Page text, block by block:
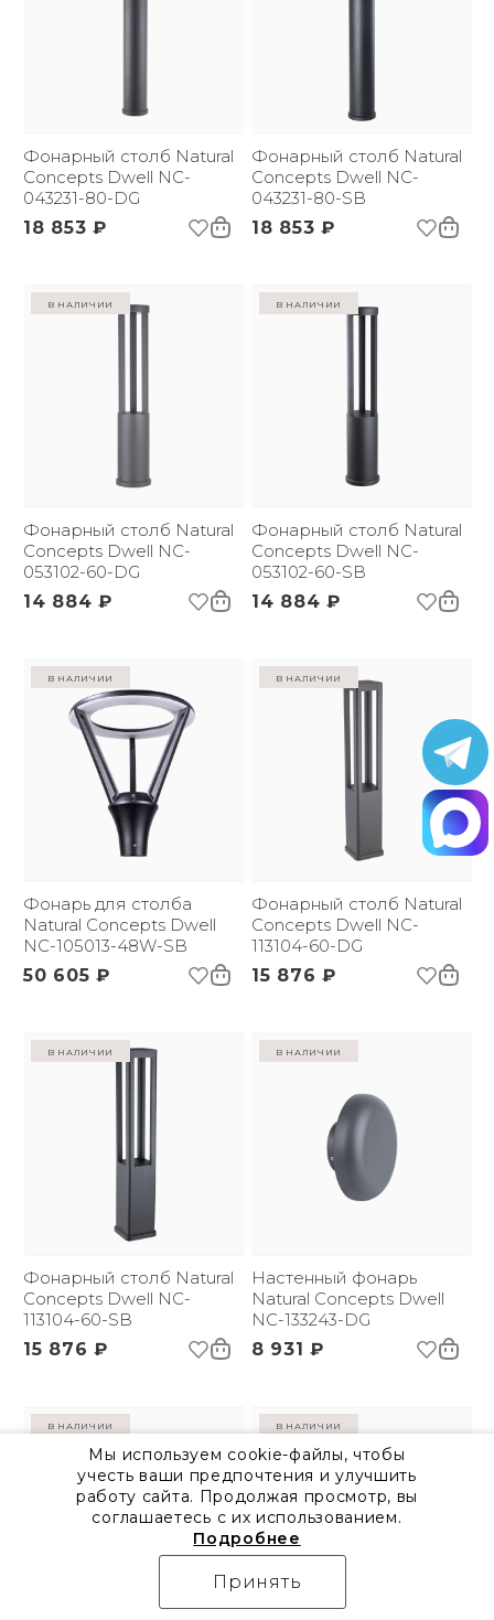
Фонарный столб Natural
Concepts Dwell NC-
043231-80-DG
18 853 ₽
Фонарный столб Natural
Concepts Dwell NC-
043231-80-SB
18 853 ₽
в наличии
Фонарный столб Natural
Concepts Dwell NC-
053102-60-DG
14 884 ₽
в наличии
Фонарный столб Natural
Concepts Dwell NC-
053102-60-SB
14 884 ₽
в наличии
Фонарь для столба
Natural Concepts Dwell
NC-105013-48W-SB
50 605 ₽
в наличии
Фонарный столб Natural
Concepts Dwell NC-
113104-60-DG
15 876 ₽
в наличии
Фонарный столб Natural
Concepts Dwell NC-
113104-60-SB
15 876 ₽
в наличии
Настенный фонарь
Natural Concepts Dwell
NC-133243-DG
8 931 ₽
в наличии в наличии
Мы используем cookie-файлы, чтобы
учесть ваши предпочтения и улучшить
работу сайта. Продолжая просмотр, вы
соглашаетесь с их использованием.
Подробнее
Принять